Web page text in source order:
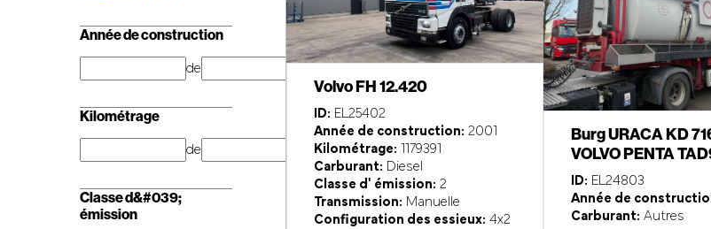
Année de construction
de année
Kilométrage
de km
Classe d&#039;
émission
Volvo FH 12.420
ID: EL25402
Année de construction: 2001
Kilométrage: 1179391
Carburant: Diesel
Classe d' émission: 2
Transmission: Manuelle
Configuration des essieux: 4x2
Burg URACA KD
VOLVO PENTA
ID: EL24803
Année de
Carburant: Autres